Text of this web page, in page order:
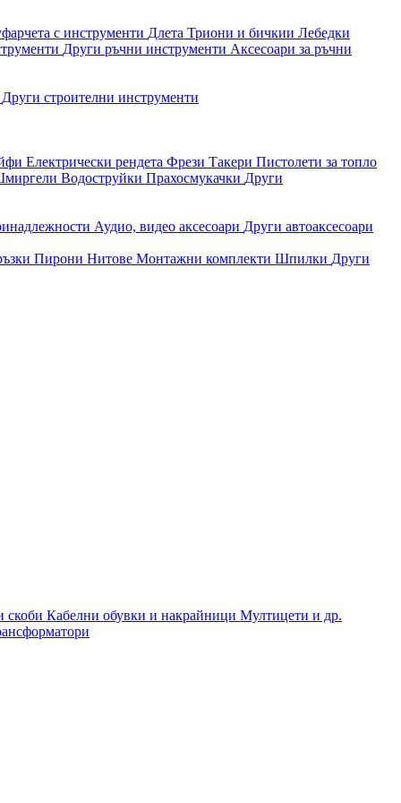
с инструменти Длета Триони и бичкии Лебедки
Други ръчни инструменти Аксесоари за ръчни
Други строителни инструменти
Електрически рендета Фрези Такери Пистолети за топло
Водоструйки Прахосмукачки Други
Аудио, видео аксесоари Други автоаксесоари
Пирони Нитове Монтажни комплекти Шпилки Други
скоби Кабелни обувки и накрайници Мултицети и др.